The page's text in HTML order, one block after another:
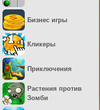
Бизнес игры
Кликеры
Приключения
Растения против
Зомби